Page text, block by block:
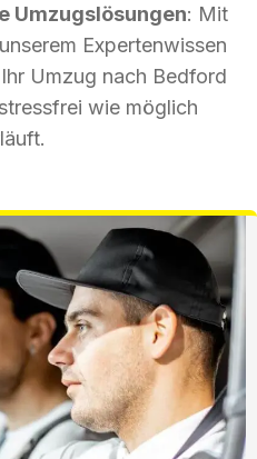
Umzugslösungen: Mit
Expertenwissen
Umzug nach Bedford
wie möglich